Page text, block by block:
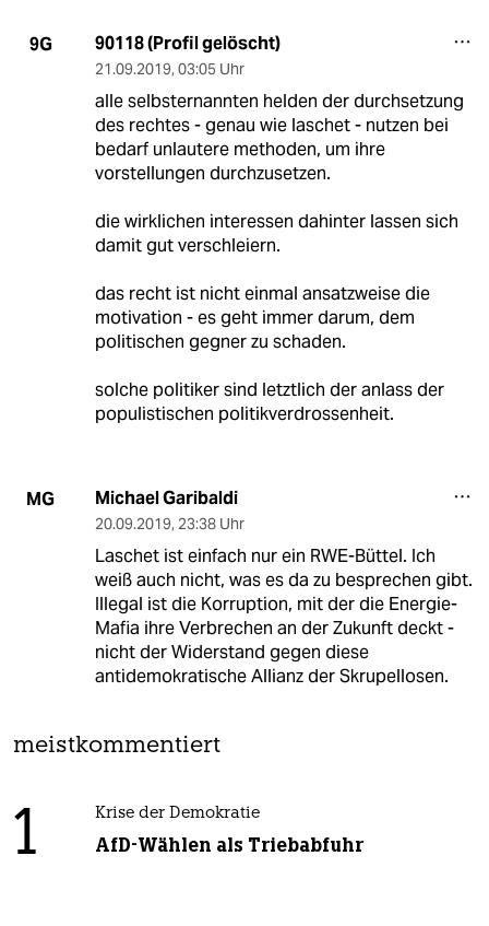
9G 90118 (Profil gelöscht)
21.09.2019, 03:05 Uhr
alle selbsternannten helden der durchsetzung
des rechtes - genau wie laschet - nutzen bei
bedarf unlautere methoden, um ihre
vorstellungen durchzusetzen.
die wirklichen interessen dahinter lassen sich
damit gut verschleiern.
das recht ist nicht einmal ansatzweise die
motivation - es geht immer darum, dem
politischen gegner zu schaden.
solche politiker sind letztlich der anlass der
populistischen politikverdrossenheit.
MG Michael Garibaldi
20.09.2019, 23:38 Uhr
Laschet ist einfach nur ein RWE-Büttel. Ich
weiß auch nicht, was es da zu besprechen gibt.
Illegal ist die Korruption, mit der die Energie-
Mafia ihre Verbrechen an der Zukunft deckt -
nicht der Widerstand gegen diese
antidemokratische Allianz der Skrupellosen.
meistkommentiert
1 Krise der Demokratie
AfD-Wählen als Triebabfuhr